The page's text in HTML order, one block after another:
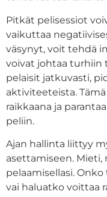
Pitkät pelisessiot
vaikuttaa
väsynyt, voit tehdä
voivat johtaa turhiin
pelaisit jatkuvasti,
aktiviteeteista.
raikkaana ja
peliin.
Ajan hallinta liittyy
asettamiseen. Mieti,
pelaamisellasi.
vai haluatko voittaa